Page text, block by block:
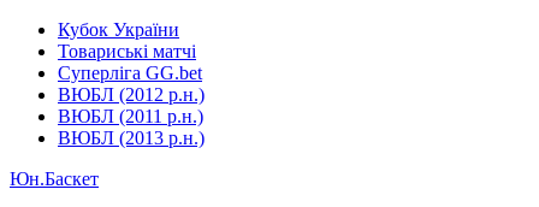
Кубок України
Товариські матчі
Суперліга GG.bet
ВЮБЛ (2012 р.н.)
ВЮБЛ (2011 р.н.)
ВЮБЛ (2013 р.н.)
Юн.Баскет